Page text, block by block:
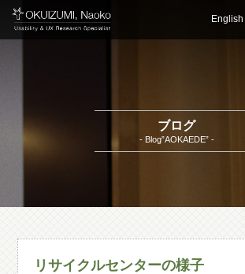
English
ブログ
- Blog”AOKAEDE” -
リサイクルセンターの様子